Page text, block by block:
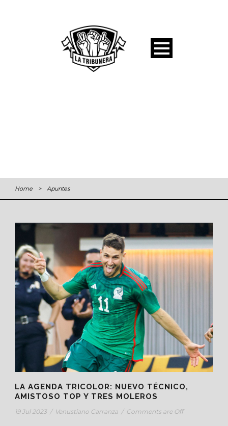
Home > Apuntes
LA AGENDA TRICOLOR: NUEVO TÉCNICO,
AMISTOSO TOP Y TRES MOLEROS
19 Jul 2023 / Venustiano Carranza / Comments are Off